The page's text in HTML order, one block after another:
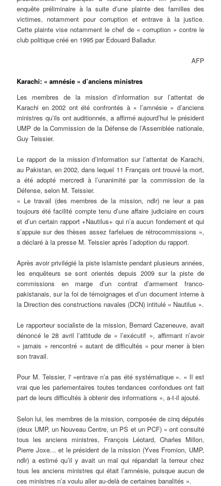
enquête préliminaire à la suite d’une plainte des familles des
victimes, notamment pour corruption et entrave à la justice.
Cette plainte vise notamment le chef de « corruption » contre le
club politique créé en 1995 par Edouard Balladur.
AFP
Karachi: « amnésie » d’anciens ministres
Les membres de la mission d’information sur l’attentat de
Karachi en 2002 ont été confrontés à « l’amnésie » d’anciens
ministres qu’ils ont auditionnés, a affirmé aujourd’hui le président
UMP de la Commission de la Défense de l’Assemblée nationale,
Guy Teissier.
Le rapport de la mission d’information sur l’attentat de Karachi,
au Pakistan, en 2002, dans lequel 11 Français ont trouvé la mort,
a été adopté mercredi à l’unanimité par la commission de la
Défense, selon M. Teissier.
« Le travail (des membres de la mission, ndlr) ne leur a pas
toujours été facilité compte tenu d’une affaire judiciaire en cours
et d’un certain rapport +Nautilus+ qui n’a aucun fondement et qui
s’appuie sur des thèses assez farfelues de rétrocommissions »,
a déclaré à la presse M. Teissier après l’adoption du rapport.
Après avoir privilégié la piste islamiste pendant plusieurs années,
les enquêteurs se sont orientés depuis 2009 sur la piste de
commissions en marge d’un contrat d’armement franco-
pakistanais, sur la foi de témoignages et d’un document interne à
la Direction des constructions navales (DCN) intitulé « Nautilus ».
Le rapporteur socialiste de la mission, Bernard Cazeneuve, avait
dénoncé le 28 avril l’attitude de « l’exécutif », affirmant n’avoir
« jamais » rencontré « autant de difficultés » pour mener à bien
son travail.
Pour M. Teissier, l' »entrave n’a pas été systématique ». « Il est
vrai que les parlementaires toutes tendances confondues ont fait
part de leurs difficultés à obtenir des informations », a-t-il ajouté.
Selon lui, les membres de la mission, composée de cinq députés
(deux UMP, un Nouveau Centre, un PS et un PCF) « ont consulté
tous les anciens ministres, François Léotard, Charles Millon,
Pierre Joxe… et le président de la mission (Yves Fromion, UMP,
ndlr) a estimé qu’il y avait un mal qui répandait la terreur chez
tous les anciens ministres qui était l’amnésie, puisque aucun de
ces ministres n’a voulu aller au-delà de certaines banalités ».